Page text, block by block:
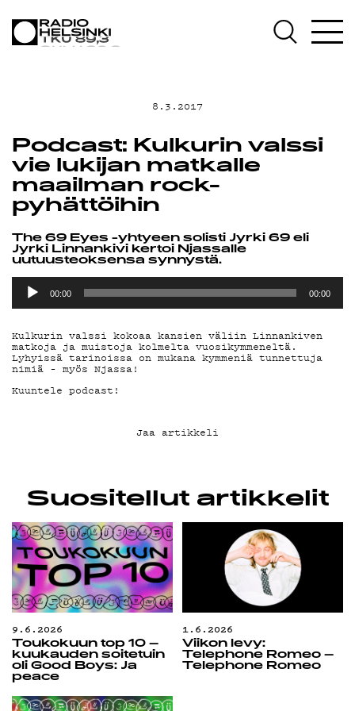
AJANKOHTAISTA
OHJELMAT
TEKIJÄT
ON-DEMAND
PODCAST
MAINOSTA
YHTEYSTIEDOT
G LIVELAB
YSTÄVÄKLUBI
8.3.2017
Podcast: Kulkurin valssi
vie lukijan matkalle
maailman rock-
pyhättöihin
The 69 Eyes -yhtyeen solisti Jyrki 69 eli
Jyrki Linnankivi kertoi Njassalle
uutuusteoksensa synnystä.
Äänitoistin
00:00 00:00
Kulkurin valssi kokoaa kansien väliin Linnankiven
matkoja ja muistoja kolmelta vuosikymmeneltä.
Lyhyissä tarinoissa on mukana kymmeniä tunnettuja
nimiä – myös Njassa!
Kuuntele podcast!
Jaa artikkeli
Suositellut artikkelit
9.6.2026
Toukokuun top 10 –
kuukauden soitetuin
oli Good Boys: Ja
peace
1.6.2026
Viikon levy:
Telephone Romeo –
Telephone Romeo